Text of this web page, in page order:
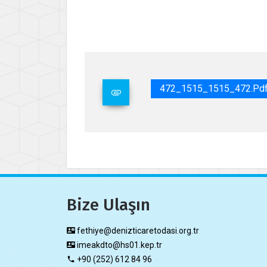
Bize Ulaşın
fethiye@denizticaretodasi.org.tr
imeakdto@hs01.kep.tr
+90 (252) 612 84 96